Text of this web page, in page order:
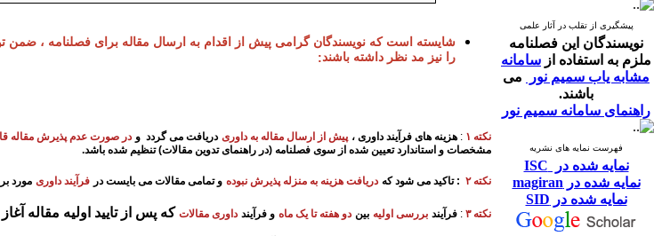
پیشگیری از تقلب در آثار علمی
نویسندگان این فصلنامه
ملزم به استفاده از سامانه
مشابه یاب سمیم نور
می
باشند.
راهنمای سامانه سمیم نور
فهرست نمایه های نشریه
نمایه شده در ISC
نمایه شده در magiran
نمایه شده در SID
شایسته است که نویسندگان گرامی پیش از اقدام به ارسال مقاله برای فصلنامه ، ضمن
را نیز مد نظر داشته باشند:
نکته ۱ : هزینه های فرآیند داوری ، پیش از ارسال مقاله به داوری دریافت می گردد و در صورت عدم پذیرش مقاله
مشخصات و استاندارد تعیین شده از سوی فصلنامه (در راهنمای تدوین مقالات) تنظیم شده باشد.
نکته ۲ : تاکید می شود که دریافت هزینه به منزله پذیرش نبوده و تمامی مقالات می بایست در فرآیند داوری مورد
نکته ۳ : فرآیند بررسی اولیه بین دو هفته تا یک ماه و فرآیند داوری مقالات که پس از تایید اولیه مقاله